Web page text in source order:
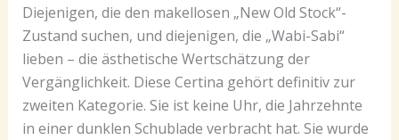
Diejenigen, die den makellosen „New Old Stock“-
Zustand suchen, und diejenigen, die „Wabi-Sabi“
lieben – die ästhetische Wertschätzung der
Vergänglichkeit. Diese Certina gehört definitiv zur
zweiten Kategorie. Sie ist keine Uhr, die Jahrzehnte
in einer dunklen Schublade verbracht hat. Sie wurde